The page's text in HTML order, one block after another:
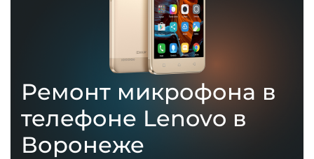
Ремонт микрофона в
телефоне Lenovo в
Воронеже